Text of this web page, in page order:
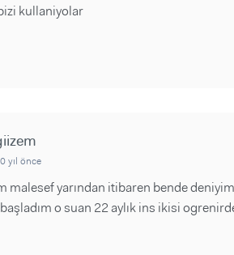
kullaniyolar
yıl önce
malesef yarından itibaren bende
o suan 22 aylık ins ikisi